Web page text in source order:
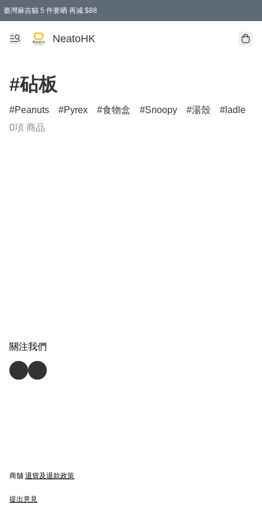
臺灣麻吉貓 5 件要晒 再減 $88
消費即享全單 95 折優惠！
購物滿 HKD 300.00即享免運費優惠！（適用於 特定的送貨方式 )
買麻吉貓廚具套裝免運費
寄送台灣運費滿HKD300 減 HKD50 優惠（不適用於儲物用品及傢俬）
NeatoHK
#砧板
Peanuts Pyrex 食物盒 Snoopy 湯殼 ladle
0項 商品
關注我們
商舖 退貨及退款政策
提出意見